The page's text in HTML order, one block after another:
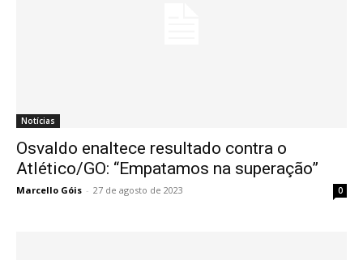
Notícias
Osvaldo enaltece resultado contra o
Atlético/GO: “Empatamos na superação”
Marcello Góis - 27 de agosto de 2023 0